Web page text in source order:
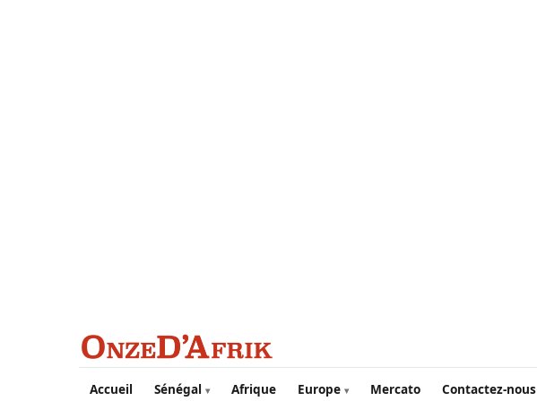
Aller au contenu principal
Accueil Sénégal Afrique Europe Mercato Contactez-nous